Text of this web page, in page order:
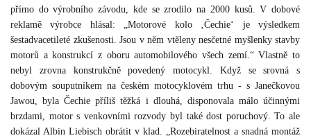
přímo do výrobního závodu, kde se zrodilo na 2000 kusů. V dobové
reklamě výrobce hlásal: „Motorové kolo ‚Čechie‘ je výsledkem
šestadvacetileté zkušenosti. Jsou v něm vtěleny nesčetné myšlenky stavby
motorů a konstrukcí z oboru automobilového všech zemí.“ Vlastně to
nebyl zrovna konstrukčně povedený motocykl. Když se srovná s
dobovým souputníkem na českém motocyklovém trhu - s Janečkovou
Jawou, byla Čechie příliš těžká i dlouhá, disponovala málo účinnými
brzdami, motor s venkovními rozvody byl také dost poruchový. To ale
dokázal Albin Liebisch obrátit v klad. „Rozebiratelnost a snadná montáž